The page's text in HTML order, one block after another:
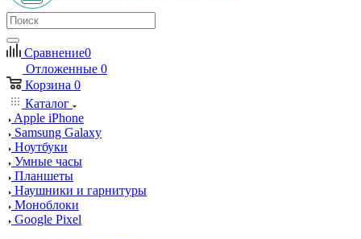
Сравнение0
Отложенные 0
Корзина 0
Каталог
Apple iPhone
Samsung Galaxy
Ноутбуки
Умные часы
Планшеты
Наушники и гарнитуры
Моноблоки
Google Pixel